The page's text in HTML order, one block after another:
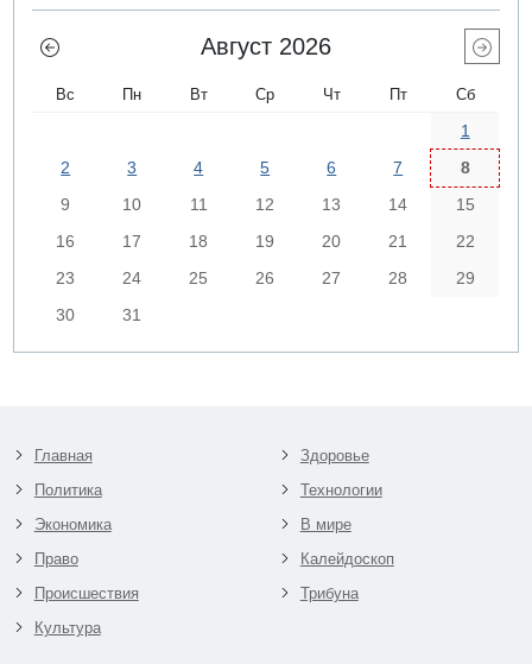
Август 2026
Вс Пн Вт Ср Чт Пт Сб
1
2
3 4 5 6 7
8
9
10 11 12 13 14
15
16
17 18 19 20 21
22
23
24 25 26 27 28
29
30
31
Главная
Политика
Экономика
Право
Происшествия
Культура
Здоровье
Технологии
В мире
Калейдоскоп
Трибуна